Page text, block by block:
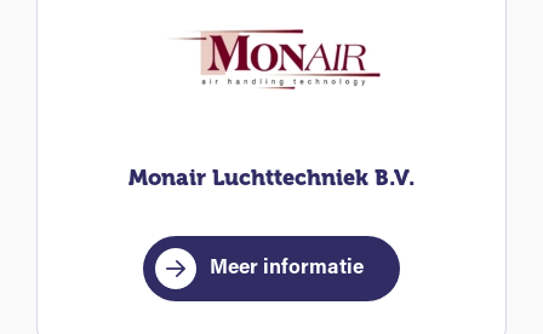
Monair Luchttechniek B.V.
Meer informatie